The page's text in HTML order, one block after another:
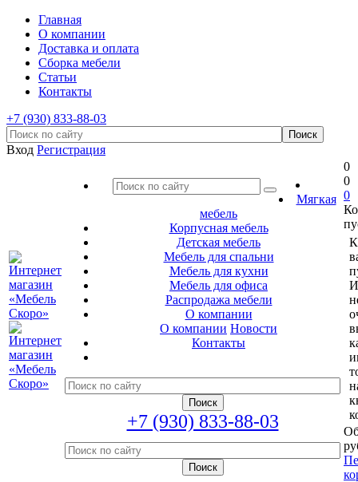
Главная
О компании
Доставка и оплата
Сборка мебели
Статьи
Контакты
+7 (930) 833-88-03
Вход Регистрация
Мягкая
мебель
Корпусная мебель
Детская мебель
Мебель для спальни
Мебель для кухни
Мебель для офиса
Распродажа мебели
О компании
О компании Новости
Контакты
+7 (930) 833-88-03
0
0
0